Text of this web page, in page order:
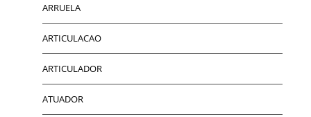
ARRUELA
ARTICULACAO
ARTICULADOR
ATUADOR